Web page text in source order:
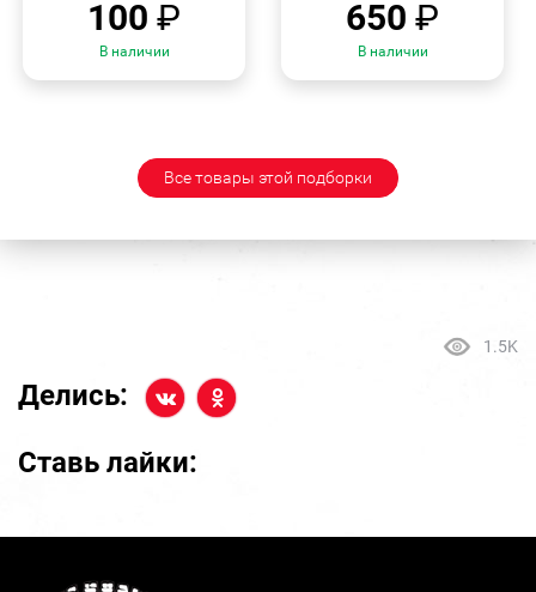
100 ₽
В наличии
650 ₽
В наличии
Все товары этой подборки
1.5K
Делись:
Ставь лайки: